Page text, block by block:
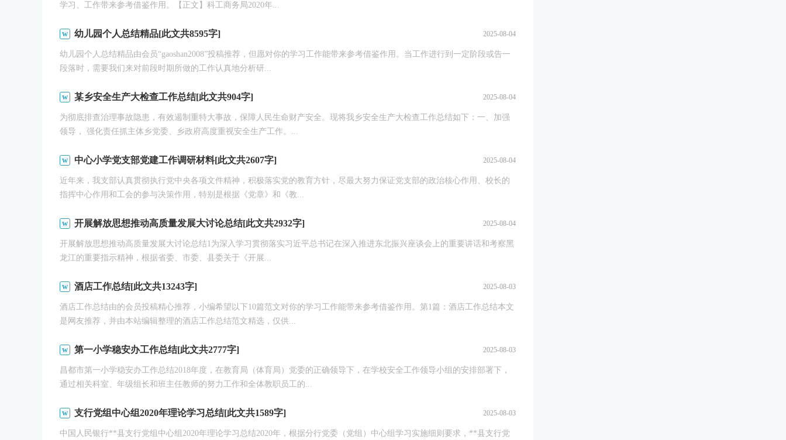
学习、工作带来参考借鉴作用。【正文】科工商务局2020年...
幼儿园个人总结精品[此文共8595字] 2025-08-04
幼儿园个人总结精品由会员“gaoshan2008”投稿推荐，但愿对你的学习工作能带来参考借鉴作用。当工作进行到一定阶段或告一
段落时，需要我们来对前段时期所做的工作认真地分析研...
某乡安全生产大检查工作总结[此文共904字] 2025-08-04
为彻底排查治理事故隐患，有效遏制重特大事故，保障人民生命财产安全。现将我乡安全生产大检查工作总结如下：一、加强
领导， 强化责任抓主体乡党委、乡政府高度重视安全生产工作。...
中心小学党支部党建工作调研材料[此文共2607字] 2025-08-04
近年来，我支部认真贯彻执行党中央各项文件精神，积极落实党的教育方针，尽最大努力保证党支部的政治核心作用、校长的
指挥中心作用和工会的参与决策作用，特别是根据《党章》和《教...
开展解放思想推动高质量发展大讨论总结[此文共2932字] 2025-08-04
开展解放思想推动高质量发展大讨论总结1为深入学习贯彻落实习近平总书记在深入推进东北振兴座谈会上的重要讲话和考察黑
龙江的重要指示精神，根据省委、市委、县委关于《开展...
酒店工作总结[此文共13243字] 2025-08-03
酒店工作总结由的会员投稿精心推荐，小编希望以下10篇范文对你的学习工作能带来参考借鉴作用。第1篇：酒店工作总结本文
是网友推荐，并由本站编辑整理的酒店工作总结范文精选，仅供...
第一小学稳安办工作总结[此文共2777字] 2025-08-03
昌都市第一小学稳安办工作总结2018年度，在教育局（体育局）党委的正确领导下，在学校安全工作领导小组的安排部署下，
通过相关科室、年级组长和班主任教师的努力工作和全体教职员工的...
支行党组中心组2020年理论学习总结[此文共1589字] 2025-08-03
中国人民银行**县支行党组中心组2020年理论学习总结2020年，根据分行党委（党组）中心组学习实施细则要求，**县支行党